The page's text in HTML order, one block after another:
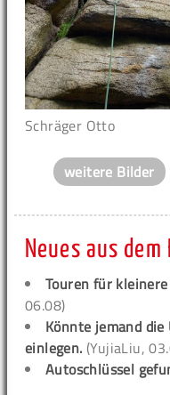
Schräger Otto
weitere Bilder
Neues aus dem
Touren für
06.08)
Könnte jemand
einlegen. (YujiaLiu,
Autoschlüssel